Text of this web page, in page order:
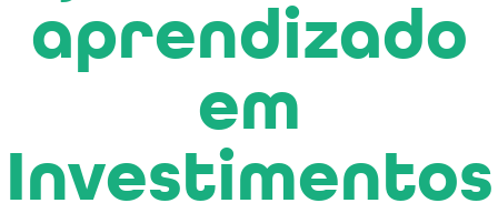
aprendizado
em
Investimentos